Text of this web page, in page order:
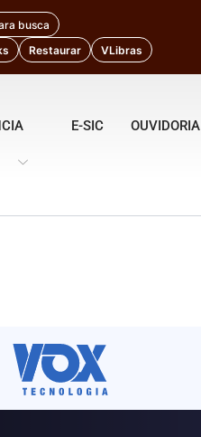
busca
Restaurar VLibras
E-SIC OUVIDORIA